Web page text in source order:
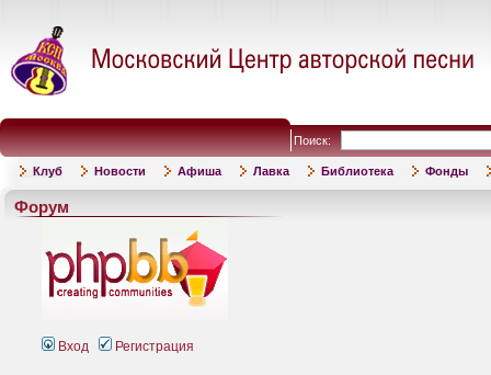
Поиск:
Клуб Новости Афиша Лавка Библиотека Фонды
Форум
Вход Регистрация